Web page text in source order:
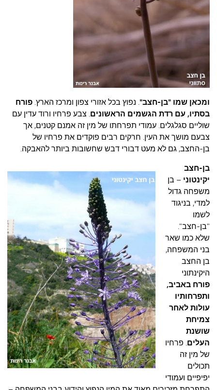
ומכאן שמו "בן-חצב". נפוץ בכל אזורי צפון ומרכז הארץ. פורח
בסתיו, עם רדת הגשמים הראשונים. צבע פרחיו ורוד עדין עם
שוליים סגלגלים. עמודי תפרחתו של מין זה אמנם קטנים, אך
צבעם מושך את העין. חרקים רבים פוקדים את פרחיו של
בן-החצב, גם לא מעט דבורי דבש שחשובות ביותר להאבקה.
בן-חצב
יקינטוני – בן
משפחה גדול
למדי, בניגוד
לשמו
"בן-חצב".
שלא כמו שאר
בני המשפחה,
בן החצב
היקינתוני
פורח באביב,
ותפרחותיו
עולות לאחר
צמיחת
שושנת
העלים. פרחיו
של מין זה
תכולים
יפיפיים ועמודי